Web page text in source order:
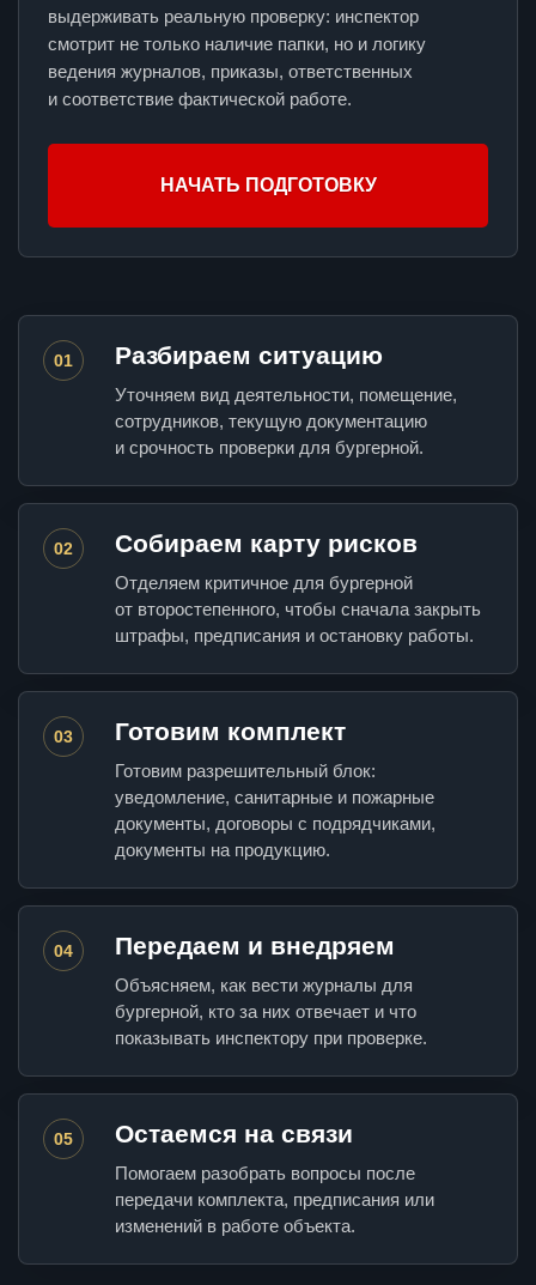
выдерживать реальную проверку: инспектор
смотрит не только наличие папки, но и логику
ведения журналов, приказы, ответственных
и соответствие фактической работе.
НАЧАТЬ ПОДГОТОВКУ
01 Разбираем ситуацию
Уточняем вид деятельности, помещение,
сотрудников, текущую документацию
и срочность проверки для бургерной.
02 Собираем карту рисков
Отделяем критичное для бургерной
от второстепенного, чтобы сначала закрыть
штрафы, предписания и остановку работы.
03 Готовим комплект
Готовим разрешительный блок:
уведомление, санитарные и пожарные
документы, договоры с подрядчиками,
документы на продукцию.
04 Передаем и внедряем
Объясняем, как вести журналы для
бургерной, кто за них отвечает и что
показывать инспектору при проверке.
05 Остаемся на связи
Помогаем разобрать вопросы после
передачи комплекта, предписания или
изменений в работе объекта.